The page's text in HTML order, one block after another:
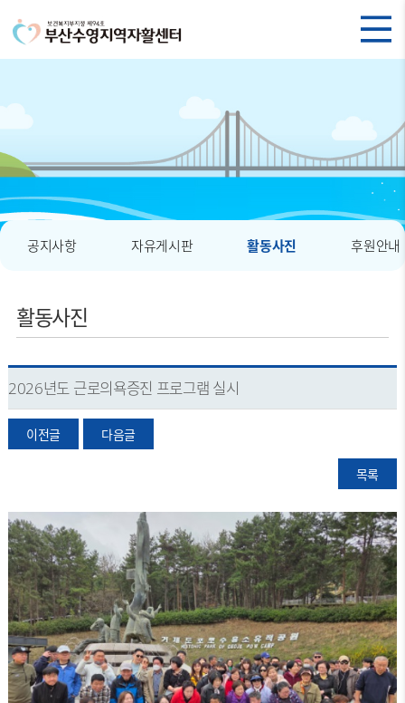
공지사항 자유게시판 활동사진 후원안내
활동사진
2026년도 근로의욕증진 프로그램 실시
이전글 다음글
목록